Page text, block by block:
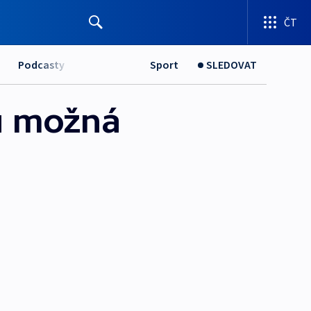
ČT
Podcasty Sport SLEDOVAT